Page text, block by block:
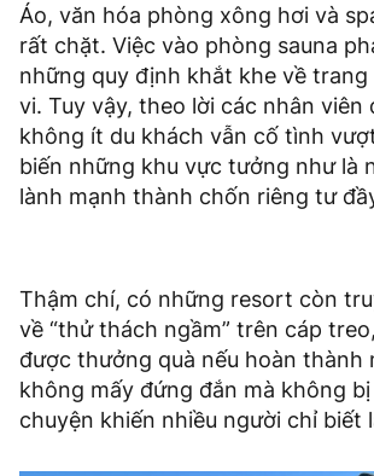
Áo, văn hóa phòng xông hơi và
rất chặt. Việc vào phòng sauna
những quy định khắt khe về trang
vi. Tuy vậy, theo lời các nhân viên
không ít du khách vẫn cố tình
biến những khu vực tưởng như là
lành mạnh thành chốn riêng tư
Thậm chí, có những resort còn
về “thử thách ngầm” trên cáp
được thưởng quà nếu hoàn thành
không mấy đứng đắn mà không
chuyện khiến nhiều người chỉ biết